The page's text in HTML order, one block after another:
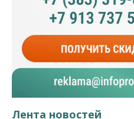
Лента новостей